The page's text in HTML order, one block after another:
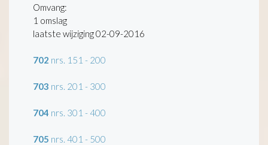
Omvang:
1 omslag
laatste wijziging 02-09-2016
702 nrs. 151 - 200
703 nrs. 201 - 300
704 nrs. 301 - 400
705 nrs. 401 - 500